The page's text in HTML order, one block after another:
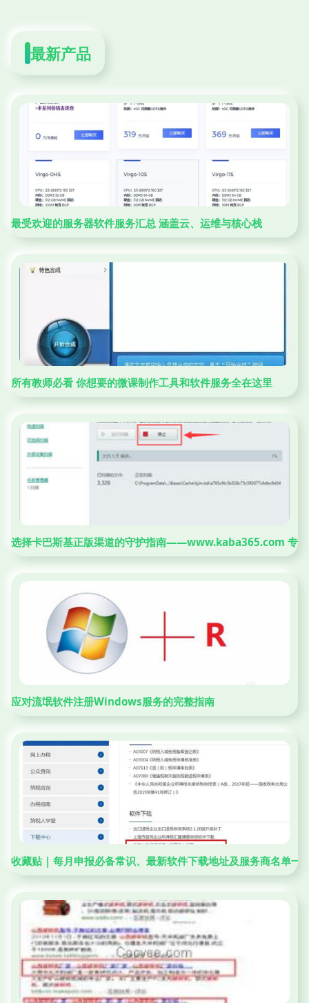
最新产品
最受欢迎的服务器软件服务汇总 涵盖云、运维与核心栈
所有教师必看 你想要的微课制作工具和软件服务全在这里
选择卡巴斯基正版渠道的守护指南——www.kaba365.com 专
应对流氓软件注册Windows服务的完整指南
收藏贴 | 每月申报必备常识、最新软件下载地址及服务商名单一